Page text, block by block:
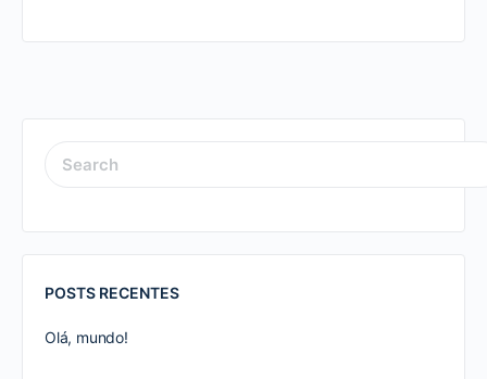
SEARCH
FOR:
POSTS RECENTES
Olá, mundo!